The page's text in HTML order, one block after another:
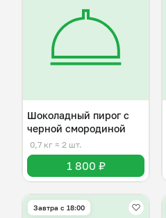
Шоколадный пирог с
черной смородиной
0,7 кг ≈ 2 шт.
1 800 ₽
Завтра c 18:00